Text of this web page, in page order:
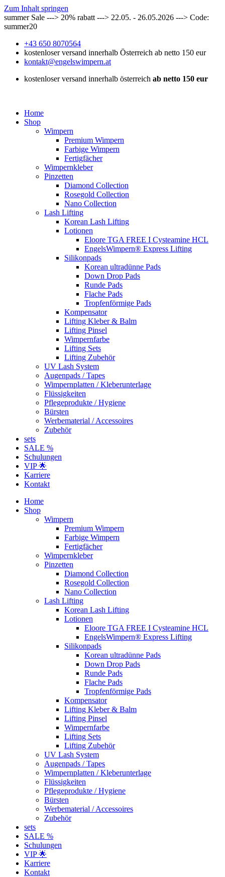
Zum Inhalt springen
summer Sale ---> 20% rabatt ---> 22.05. - 26.05.2026 ---> Code:
summer20
+43 650 8070564
kostenloser versand innerhalb Österreich ab netto 150 eur
kontakt@engelswimpern.at
kostenloser versand innerhalb österreich ab netto 150 eur
Home
Shop
Wimpern
Premium Wimpern
Farbige Wimpern
Fertigfächer
Wimpernkleber
Pinzetten
Diamond Collection
Rosegold Collection
Nano Collection
Lash Lifting
Korean Lash Lifting
Lotionen
Eloore TGA FREE I Cysteamine HCL
EngelsWimpern® Express Lifting
Silikonpads
Korean ultradünne Pads
Down Drop Pads
Runde Pads
Flache Pads
Tropfenförmige Pads
Kompensator
Lifting Kleber & Balm
Lifting Pinsel
Wimpernfarbe
Lifting Sets
Lifting Zubehör
UV Lash System
Augenpads / Tapes
Wimpernplatten / Kleberunterlage
Flüssigkeiten
Pflegeprodukte / Hygiene
Bürsten
Werbematerial / Accessoires
Zubehör
sets
SALE %
Schulungen
VIP 🌟
Karriere
Kontakt
Home
Shop
Wimpern
Premium Wimpern
Farbige Wimpern
Fertigfächer
Wimpernkleber
Pinzetten
Diamond Collection
Rosegold Collection
Nano Collection
Lash Lifting
Korean Lash Lifting
Lotionen
Eloore TGA FREE I Cysteamine HCL
EngelsWimpern® Express Lifting
Silikonpads
Korean ultradünne Pads
Down Drop Pads
Runde Pads
Flache Pads
Tropfenförmige Pads
Kompensator
Lifting Kleber & Balm
Lifting Pinsel
Wimpernfarbe
Lifting Sets
Lifting Zubehör
UV Lash System
Augenpads / Tapes
Wimpernplatten / Kleberunterlage
Flüssigkeiten
Pflegeprodukte / Hygiene
Bürsten
Werbematerial / Accessoires
Zubehör
sets
SALE %
Schulungen
VIP 🌟
Karriere
Kontakt